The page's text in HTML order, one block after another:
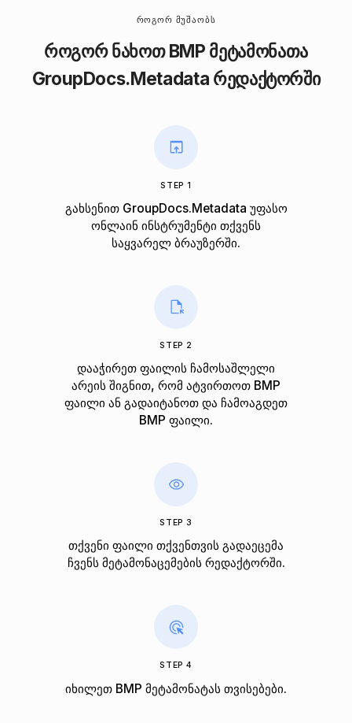
ᲠᲝᲒᲝᲠ ᲛᲣᲨᲐᲝᲑᲡ
როგორ ნახოთ BMP მეტამონათა
GroupDocs.Metadata რედაქტორში
STEP 1
გახსენით GroupDocs.Metadata უფასო
ონლაინ ინსტრუმენტი თქვენს
საყვარელ ბრაუზერში.
STEP 2
დააჭირეთ ფაილის ჩამოსაშლელი
არეის შიგნით, რომ ატვირთოთ BMP
ფაილი ან გადაიტანოთ და ჩამოაგდეთ
BMP ფაილი.
STEP 3
თქვენი ფაილი თქვენთვის გადაეცემა
ჩვენს მეტამონაცემების რედაქტორში.
STEP 4
იხილეთ BMP მეტამონატას თვისებები.